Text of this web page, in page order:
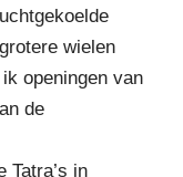
wielen
openingen van
de
Tatra’s in